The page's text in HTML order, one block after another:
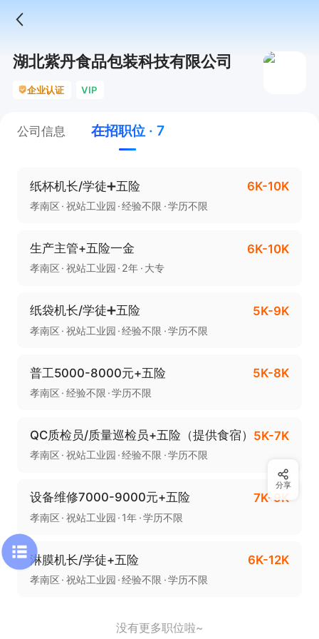
湖北紫丹食品包装科技有限公司
企业认证 VIP
公司信息 在招职位 · 7
纸杯机长/学徒➕五险 6K-10K
孝南区 祝站工业园 经验不限 学历不限
生产主管+五险一金 6K-10K
孝南区 祝站工业园 2年 大专
纸袋机长/学徒➕五险 5K-9K
孝南区 祝站工业园 经验不限 学历不限
普工5000-8000元+五险 5K-8K
孝南区 经验不限 学历不限
QC质检员/质量巡检员+五险（提供食宿） 5K-7K
孝南区 祝站工业园 经验不限 学历不限
设备维修7000-9000元+五险 7K-9K
孝南区 祝站工业园 1年 学历不限
淋膜机长/学徒+五险 6K-12K
孝南区 祝站工业园 经验不限 学历不限
没有更多职位啦~
分享